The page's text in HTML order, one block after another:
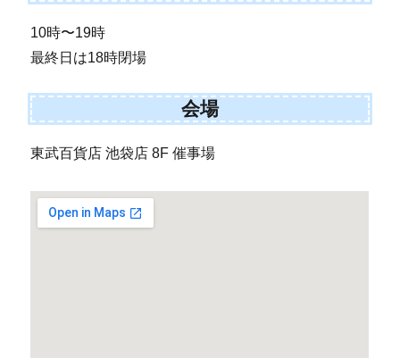
10時〜19時
最終日は18時閉場
会場
東武百貨店 池袋店 8F 催事場